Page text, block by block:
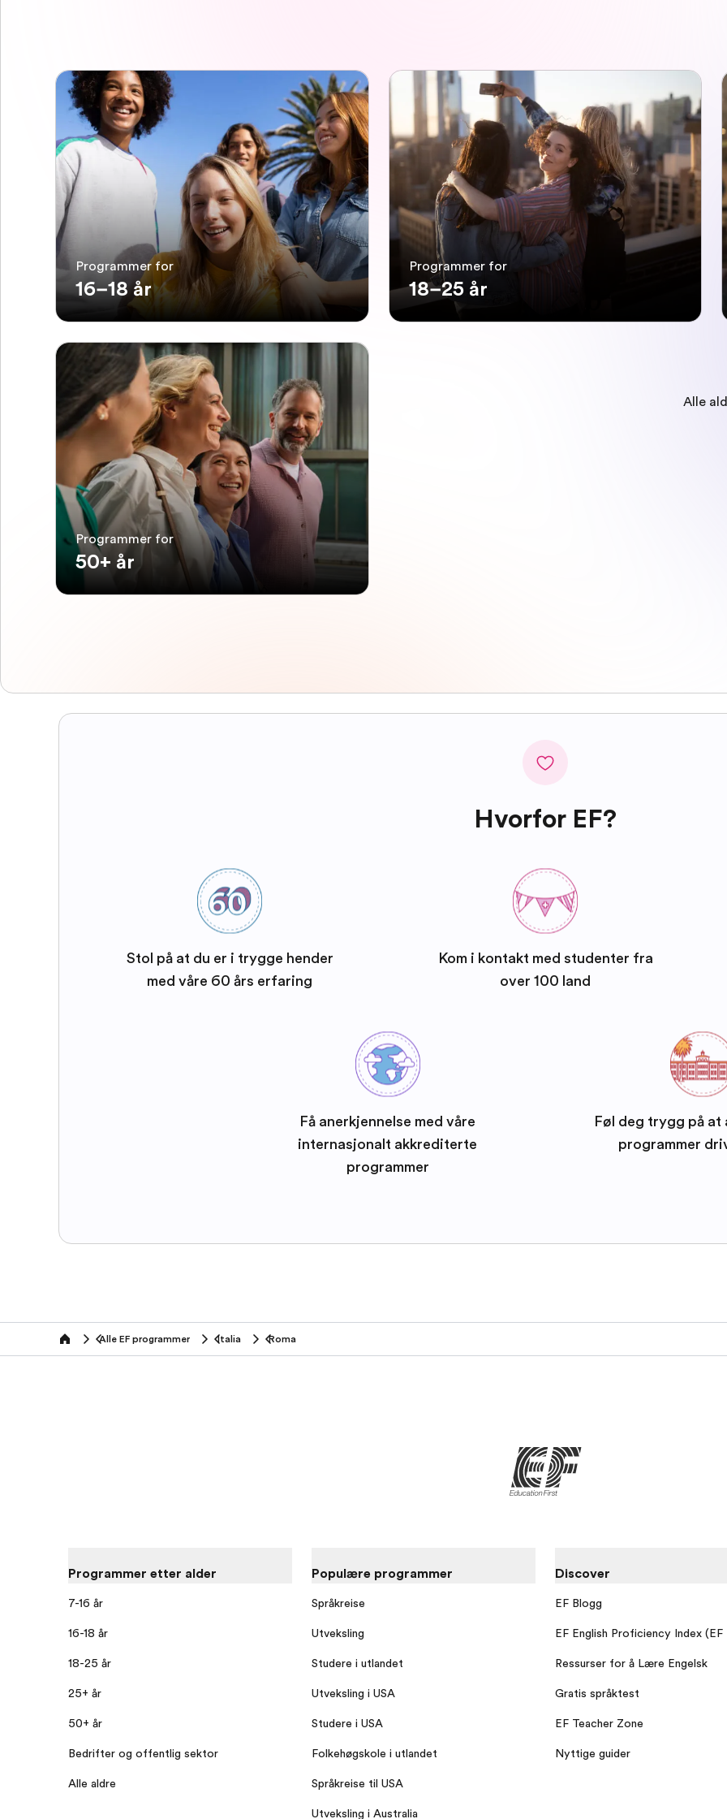
Programmer for
16–18 år
Programmer for
18–25 år
Programmer for
50+ år
Alle
Hvorfor EF?
Stol på at du er i trygge hender
med våre 60 års erfaring
Kom i kontakt med studenter fra
over 100 land
Få anerkjennelse med våre
internasjonalt akkrediterte
programmer
Føl deg trygg på at
programmer
home Alle EF programmer Italia Roma
Programmer etter alder
7-16 år
16-18 år
18-25 år
25+ år
50+ år
Bedrifter og offentlig sektor
Alle aldre
Populære programmer
Språkreise
Utveksling
Studere i utlandet
Utveksling i USA
Studere i USA
Folkehøgskole i utlandet
Språkreise til USA
Utveksling i Australia
Discover
EF Blogg
EF English Proficiency Index (EF
Ressurser for å Lære Engelsk
Gratis språktest
EF Teacher Zone
Nyttige guider